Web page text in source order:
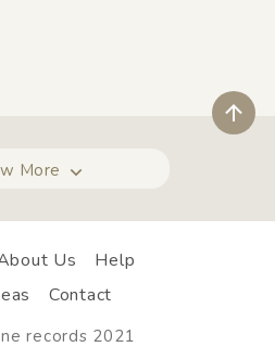
More
Us
Help
Contact
records 2021